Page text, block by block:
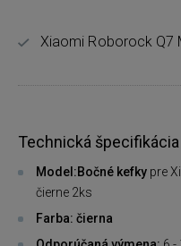
Xiaomi Roborock Q7
Technická špecifikácia
Model:Bočné kefky pre
čierne 2ks
Farba: čierna